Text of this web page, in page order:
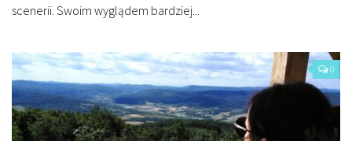
scenerii. Swoim wyglądem bardziej...
0